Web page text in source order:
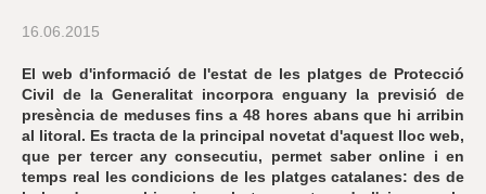
16.06.2015
El web d'informació de l'estat de les platges de Protecció
Civil de la Generalitat incorpora enguany la previsió de
presència de meduses fins a 48 hores abans que hi arribin
al litoral. Es tracta de la principal novetat d'aquest lloc web,
que per tercer any consecutiu, permet saber online i en
temps real les condicions de les platges catalanes: des de